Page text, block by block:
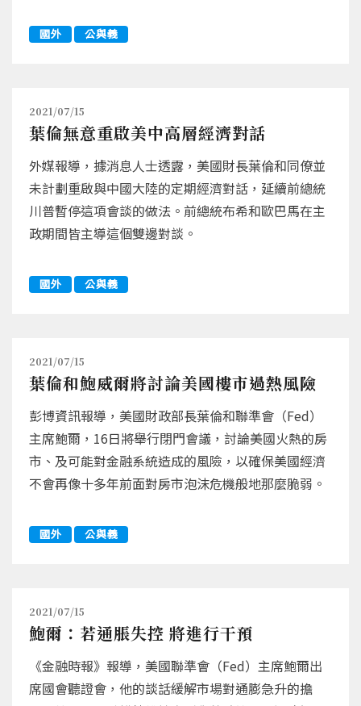
國外 公與義
2021/07/15
葉倫無意重啟美中高層經濟對話
外媒報導，據消息人士透露，美國財長葉倫和同僚並
未計劃重啟與中國大陸的定期經濟對話，延續前總統
川普暫停這項會談的做法。前總統布希和歐巴馬在主
政期間皆主導這個雙邊對談。
國外 公與義
2021/07/15
葉倫和鮑威爾將討論美國樓市過熱風險
彭博資訊報導，美國財政部長葉倫和聯準會（Fed）
主席鮑爾，16日將舉行閉門會議，討論美國火熱的房
市、及可能對金融系統造成的風險，以確保美國經濟
不會再像十多年前面對房市泡沫危機般地那麼脆弱。
國外 公與義
2021/07/15
鮑爾：若通脹失控 將進行干預
《金融時報》報導，美國聯準會（Fed）主席鮑爾出
席國會聽證會，他的談話緩解市場對通膨急升的擔